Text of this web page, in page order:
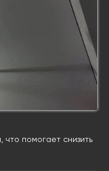
что помогает снизить